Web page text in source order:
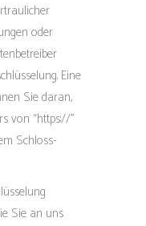
oder
Eine
Sie daran,
von “https://”
Schloss-
Sie an uns